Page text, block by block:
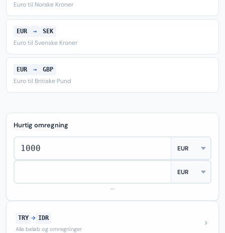
Euro til Norske Kroner
EUR → SEK
Euro til Svenske Kroner
EUR → GBP
Euro til Britiske Pund
Hurtig omregning
—
TRY → IDR
Alle beløb og omregninger